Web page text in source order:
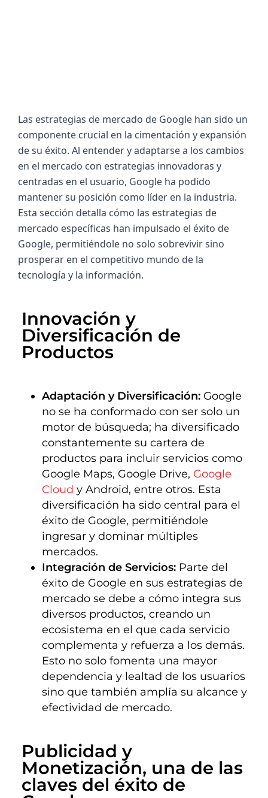
Las estrategias de mercado de Google han sido un
componente crucial en la cimentación y expansión
de su éxito. Al entender y adaptarse a los cambios
en el mercado con estrategias innovadoras y
centradas en el usuario, Google ha podido
mantener su posición como líder en la industria.
Esta sección detalla cómo las estrategias de
mercado específicas han impulsado el éxito de
Google, permitiéndole no solo sobrevivir sino
prosperar en el competitivo mundo de la
tecnología y la información.
Innovación y
Diversificación de
Productos
Adaptación y Diversificación: Google
no se ha conformado con ser solo un
motor de búsqueda; ha diversificado
constantemente su cartera de
productos para incluir servicios como
Google Maps, Google Drive, Google
Cloud y Android, entre otros. Esta
diversificación ha sido central para el
éxito de Google, permitiéndole
ingresar y dominar múltiples
mercados.
Integración de Servicios: Parte del
éxito de Google en sus estrategias de
mercado se debe a cómo integra sus
diversos productos, creando un
ecosistema en el que cada servicio
complementa y refuerza a los demás.
Esto no solo fomenta una mayor
dependencia y lealtad de los usuarios
sino que también amplía su alcance y
efectividad de mercado.
Publicidad y
Monetización, una de las
claves del éxito de